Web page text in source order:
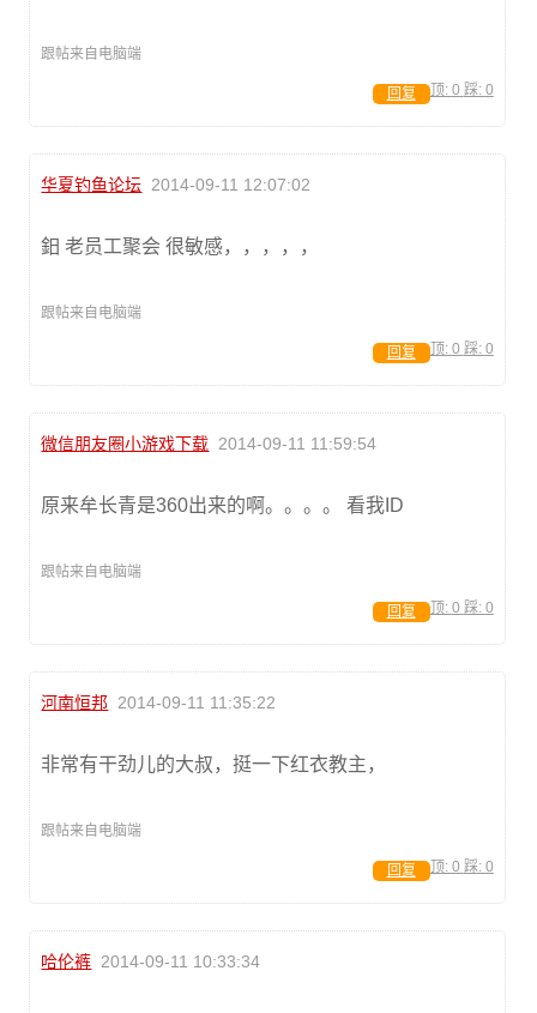
跟帖来自电脑端
顶: 0 踩: 0
回复
华夏钓鱼论坛 2014-09-11 12:07:02
鈤 老员工聚会 很敏感，，，，，
跟帖来自电脑端
顶: 0 踩: 0
回复
微信朋友圈小游戏下载 2014-09-11 11:59:54
原来牟长青是360出来的啊。。。。 看我ID
跟帖来自电脑端
顶: 0 踩: 0
回复
河南恒邦 2014-09-11 11:35:22
非常有干劲儿的大叔，挺一下红衣教主，
跟帖来自电脑端
顶: 0 踩: 0
回复
哈伦裤 2014-09-11 10:33:34